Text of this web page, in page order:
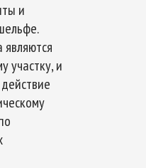
и
участку, и